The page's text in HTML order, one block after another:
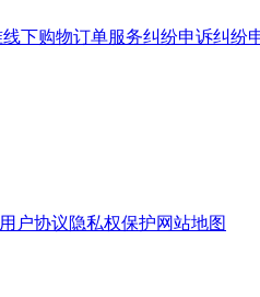
线下购物订单服务纠纷申诉纠纷
用户协议隐私权保护网站地图